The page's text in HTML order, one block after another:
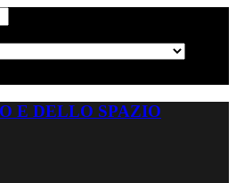
E DELLO SPAZIO